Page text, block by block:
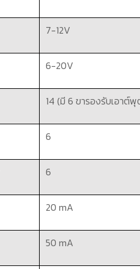
7-12V
6-20V
14 (มี6ขารองรับเอาต์
6
6
20 mA
50 mA